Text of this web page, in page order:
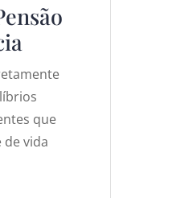
que
de vida